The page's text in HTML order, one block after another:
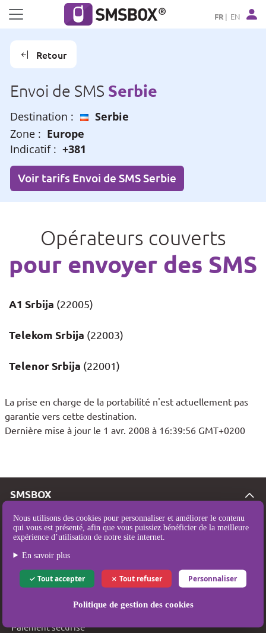
Panneau de gestion des cookies
Nous utilisons des cookies pour personnaliser et améliorer le contenu
qui vous est présenté, afin que vous puissiez bénéficier de la meilleure
expérience d’utilisation de notre site internet.
En savoir plus
Tout accepter Tout refuser Personnaliser
Politique de gestion des cookies
FR EN
Retour
Envoi de SMS Serbie
Destination :
Serbie
Zone : Europe
Indicatif : +381
Voir tarifs Envoi de SMS Serbie
Opérateurs couverts
pour envoyer des SMS
A1 Srbija (22005)
Telekom Srbija (22003)
Telenor Srbija (22001)
La prise en charge de la portabilité n'est actuellement pas
garantie vers cette destination.
Dernière mise à jour le 1 avr. 2008 à 16:39:56 GMT+0200
SMSBOX
Tarifs SMS
Couverture SMS
Qui sommes-nous ?
Mentions légales
Conditions Générales d’Utilisation et de Vente
Politique de protection des données
Paiement sécurisé